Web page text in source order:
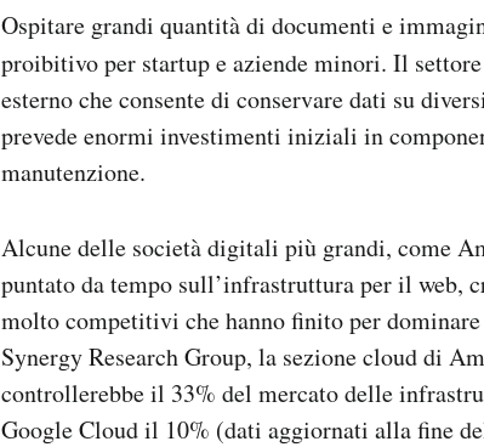
Ospitare grandi quantità di documenti e
proibitivo per startup e aziende minori. Il
esterno che consente di conservare dati su
prevede enormi investimenti iniziali in
manutenzione.
Alcune delle società digitali più grandi, come
puntato da tempo sull’infrastruttura per il web,
molto competitivi che hanno finito per
Synergy Research Group, la sezione cloud di
controllerebbe il 33% del mercato delle
Google Cloud il 10% (dati aggiornati alla fine